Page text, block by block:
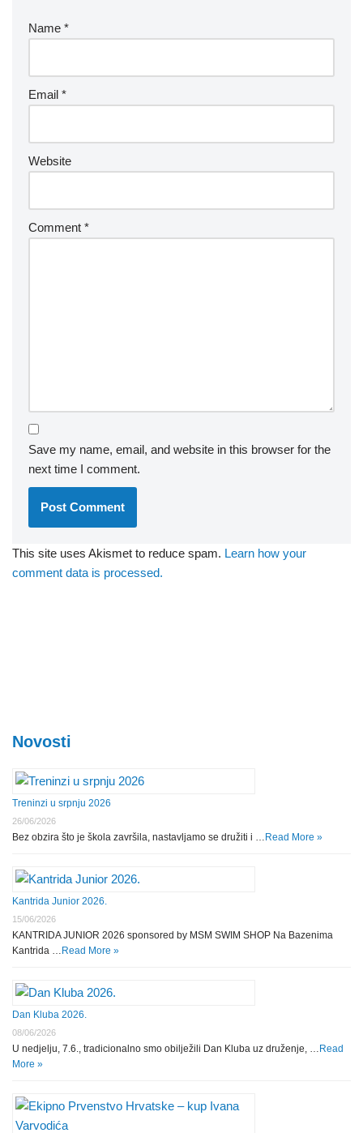
Name *
Email *
Website
Comment *
Save my name, email, and website in this browser for the
next time I comment.
This site uses Akismet to reduce spam. Learn how your
comment data is processed.
Novosti
Treninzi u srpnju 2026
26/06/2026
Bez obzira što je škola završila, nastavljamo se družiti i … Read More »
Kantrida Junior 2026.
15/06/2026
KANTRIDA JUNIOR 2026 sponsored by MSM SWIM SHOP Na Bazenima
Kantrida … Read More »
Dan Kluba 2026.
08/06/2026
U nedjelju, 7.6., tradicionalno smo obilježili Dan Kluba uz druženje, … Read
More »